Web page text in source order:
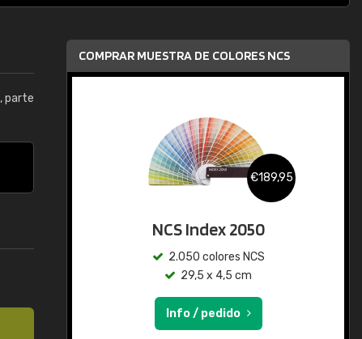
, parte
COMPRAR MUESTRA DE COLORES NCS
€189,95
NCS Index 2050
2.050 colores NCS
29,5 x 4,5 cm
Info / pedido